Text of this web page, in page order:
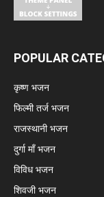
POPULAR
कृष्ण भजन
फिल्मी तर्ज भजन
राजस्थानी भजन
दुर्गा माँ भजन
विविध भजन
शिवजी भजन